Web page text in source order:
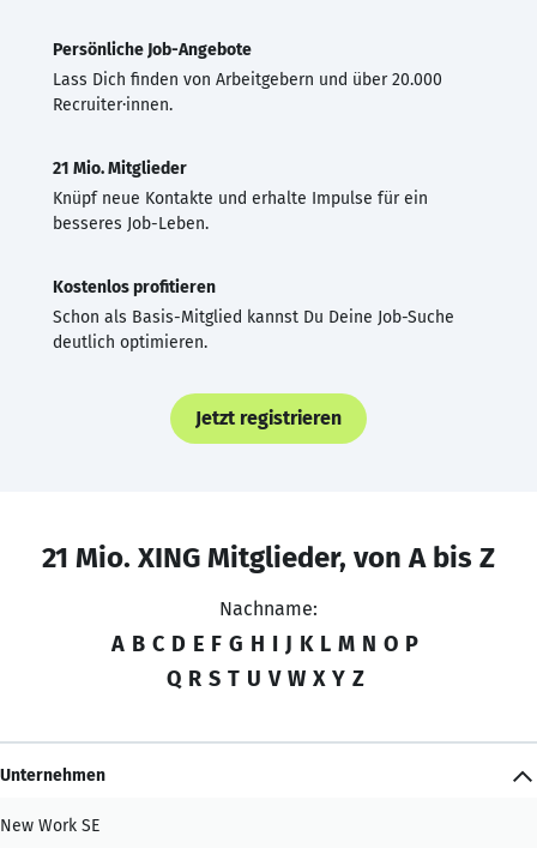
Persönliche Job-Angebote
Lass Dich finden von Arbeitgebern und über 20.000
Recruiter·innen.
21 Mio. Mitglieder
Knüpf neue Kontakte und erhalte Impulse für ein
besseres Job-Leben.
Kostenlos profitieren
Schon als Basis-Mitglied kannst Du Deine Job-Suche
deutlich optimieren.
Jetzt registrieren
21 Mio. XING Mitglieder, von A bis Z
Nachname:
A B C D E F G H I J K L M N O P
Q R S T U V W X Y Z
Unternehmen
New Work SE